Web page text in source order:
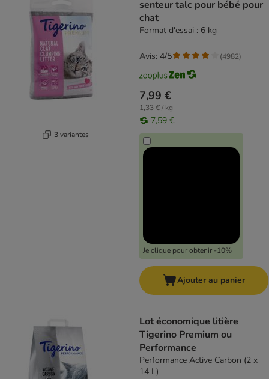
3 variantes
senteur talc pour bébé pour
chat
Format d'essai : 6 kg
7,99 €
1,33 € / kg
7,59 €
Je clique pour obtenir -10%
Avis: 4/5 (4982)
Ajouter au panier
Lot économique litière
Tigerino Premium ou
Performance
Performance Active Carbon (2 x
14 L)